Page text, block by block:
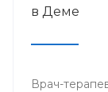
в Деме
Врач-